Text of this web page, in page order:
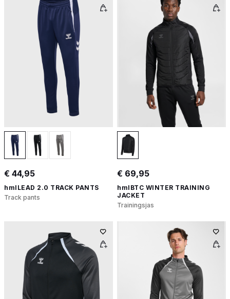
€ 44,95
hmlLEAD 2.0 TRACK PANTS
Track pants
€ 69,95
hmlBTC WINTER TRAINING
JACKET
Trainingsjas